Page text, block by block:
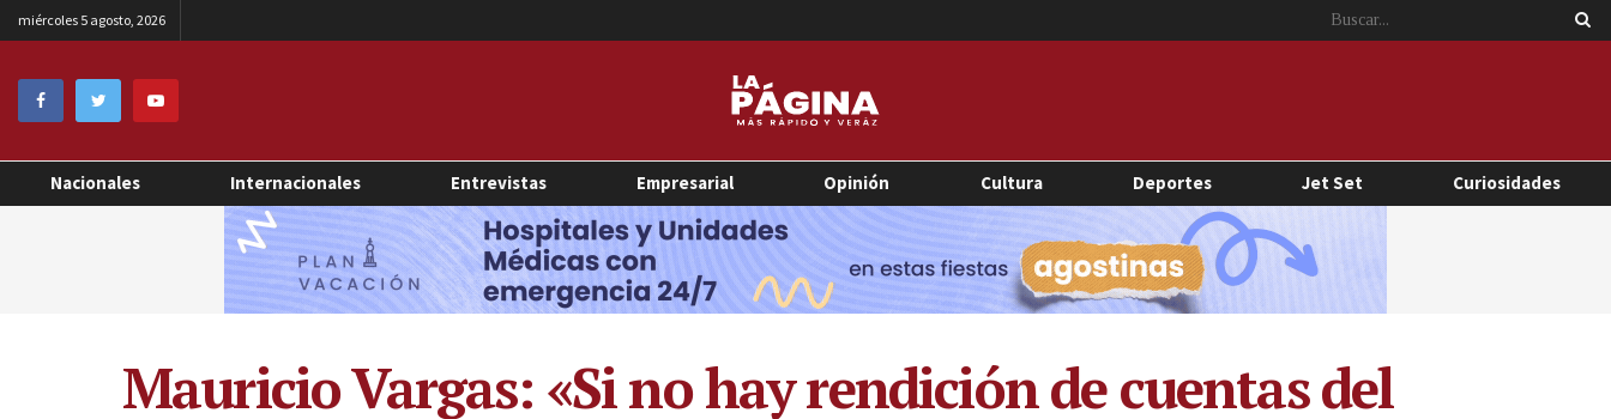
miércoles 5 agosto, 2026
Nacionales Internacionales Entrevistas Empresarial Opinión Cultura Deportes Jet Set Curiosidades
Mauricio Vargas: «Si no hay rendición de cuentas del